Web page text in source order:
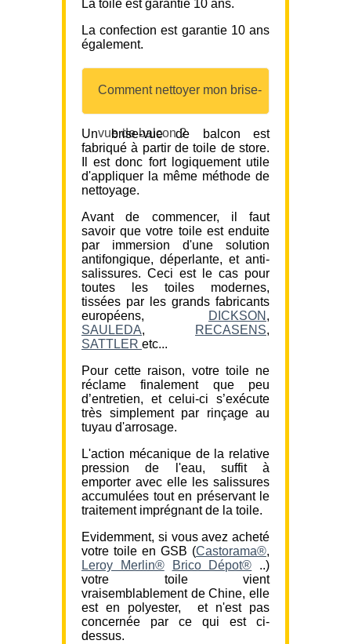
La toile est garantie 10 ans.
La confection est garantie 10 ans
également.
Comment nettoyer mon brise-
vue de balcon ?
Un brise-vue de balcon est
fabriqué à partir de toile de store.
Il est donc fort logiquement utile
d'appliquer la même méthode de
nettoyage.
Avant de commencer, il faut
savoir que votre toile est enduite
par immersion d'une solution
antifongique, déperlante, et anti-
salissures. Ceci est le cas pour
toutes les toiles modernes,
tissées par les grands fabricants
européens,
DICKSON ,
SAULEDA, RECASENS,
SATTLER etc...
Pour cette raison, votre toile ne
réclame finalement que peu
d’entretien, et celui-ci s’exécute
très simplement par rinçage au
tuyau d'arrosage.
L'action mécanique de la relative
pression de l'eau, suffit à
emporter avec elle les salissures
accumulées tout en préservant le
traitement imprégnant de la toile.
Evidemment, si vous avez acheté
votre toile en GSB (Castorama®,
Leroy Merlin®
Brico Dépot® ..)
votre toile vient
vraisemblablement de Chine, elle
est en polyester, et n'est pas
concernée par ce qui est ci-
dessus.